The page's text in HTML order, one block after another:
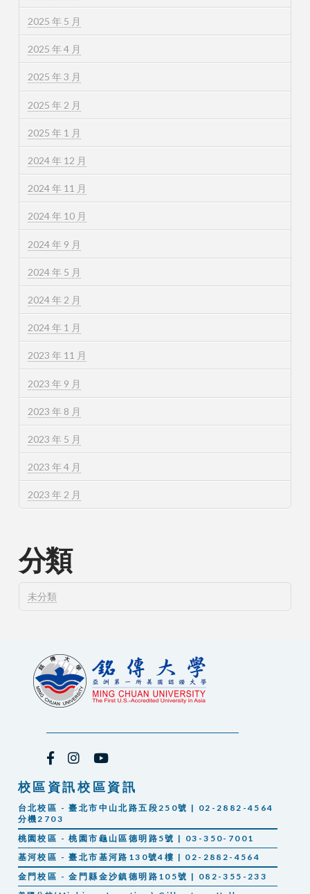
2025 年 5 月
2025 年 4 月
2025 年 3 月
2025 年 2 月
2025 年 1 月
2024 年 12 月
2024 年 11 月
2024 年 10 月
2024 年 9 月
2024 年 5 月
2024 年 2 月
2024 年 1 月
2023 年 11 月
2023 年 9 月
2023 年 8 月
2023 年 5 月
2023 年 4 月
2023 年 2 月
分類
未分類
校區資訊校區資訊
台北校區 - 臺北市中山北路五段250號 | 02-2882-4564
分機2703
桃園校區 - 桃園市龜山區德明路5號 | 03-350-7001
基河校區 - 臺北市基河路130號4樓 | 02-2882-4564
金門校區 - 金門縣金沙鎮德明路105號 | 082-355-233